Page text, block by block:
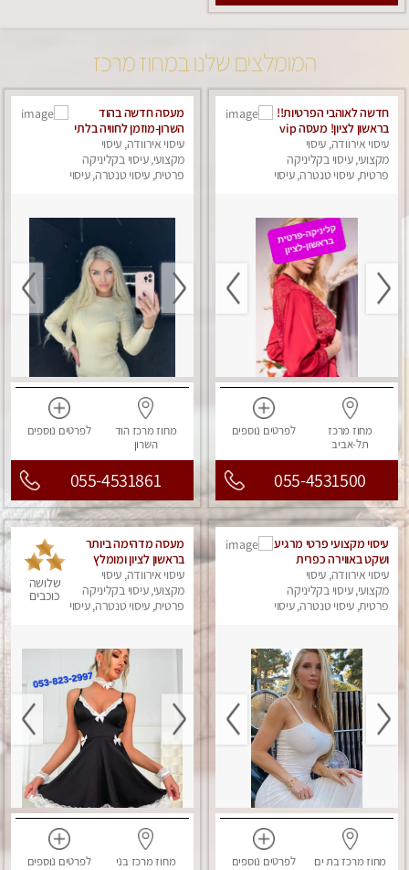
המומלצים שלנו במחוז מרכז
חדשה לאוהבי הפרטיות!!
בראשון לציון! מעסה vip
מפנקת בקליניקה פרטית
לחלוטין!!! לבד! לרציניים
בלבד! מומלץ!
עיסוי אירוודה, עיסוי
מקצועי, עיסוי בקליניקה
פרטית, עיסוי טנטרה, עיסוי
מחוז מרכז
תל-אביב
לפרטים נוספים
055-4531500
מעסה חדשה בהוד
השרון-מוזמן לחוויה בלתי
נשכחת!!!עיסוי מפנק
ביותר במקום פרטי
לחלוטין!
עיסוי אירוודה, עיסוי
מקצועי, עיסוי בקליניקה
פרטית, עיסוי טנטרה, עיסוי
מחוז מרכזהוד
השרון
לפרטים נוספים
055-4531861
עיסוי מקצועי פרטי מרגיע
ושקט באווירה כפרית
עיסוי אירוודה, עיסוי
מקצועי, עיסוי בקליניקה
פרטית, עיסוי טנטרה, עיסוי
מחוז מרכזבת ים לפרטים נוספים
מעסה מדהימה ביותר
בראשון לציון ומומלץ
לחלוטין! פרטי! ​​​​​​ Highly
recommended
עיסוי אירוודה, עיסוי
מקצועי, עיסוי בקליניקה
פרטית, עיסוי טנטרה, עיסוי
שלושה
כוכבים
מחוז מרכזבני
לפרטים נוספים